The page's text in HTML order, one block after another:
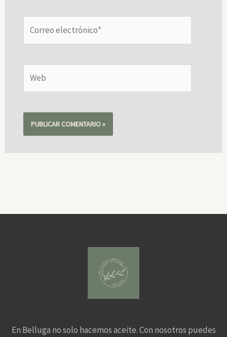
electrónico*
En Belluga no solo hacemos aceite. Con nosotros puedes